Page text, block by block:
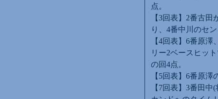
点。
【3回表】2番古
り、4番中川のセ
【4回表】6番原
リー2ベースヒッ
の回4点。
【5回表】6番原
【7回表】3番田